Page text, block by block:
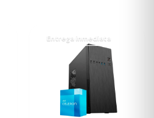
Entrega inmediata